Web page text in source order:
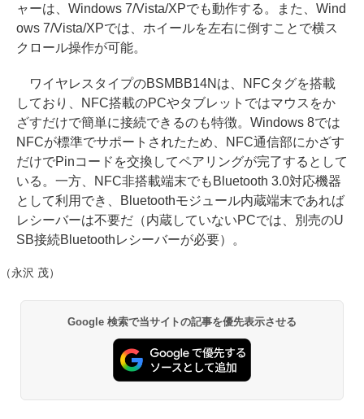
ャーは、Windows 7/Vista/XPでも動作する。また、Wind
ows 7/Vista/XPでは、ホイールを左右に倒すことで横ス
クロール操作が可能。
ワイヤレスタイプのBSMBB14Nは、NFCタグを搭載
しており、NFC搭載のPCやタブレットではマウスをか
ざすだけで簡単に接続できるのも特徴。Windows 8では
NFCが標準でサポートされたため、NFC通信部にかざす
だけでPinコードを交換してペアリングが完了するとして
いる。一方、NFC非搭載端末でもBluetooth 3.0対応機器
として利用でき、Bluetoothモジュール内蔵端末であれば
レシーバーは不要だ（内蔵していないPCでは、別売のU
SB接続Bluetoothレシーバーが必要）。
（永沢 茂）
Google 検索で当サイトの記事を優先表示させる